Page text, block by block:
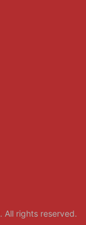
. All rights reserved.